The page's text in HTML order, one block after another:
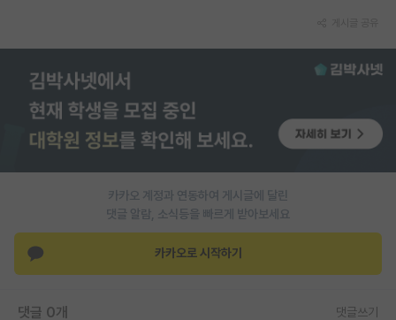
취업 게시판
임용 후기 게시판
인문사회 계열 게시판
특수/전문대학원 게시판
반도체/AI 게시판
장학금/장학생 게시판
카카오 계정과 연동하여 게시글에 달린
댓글 알람, 소식등을 빠르게 받아보세요
카카오로 시작하기
댓글 0개 댓글쓰기